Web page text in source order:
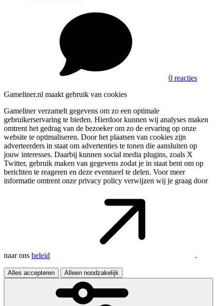
0 reacties
Gameliner.nl maakt gebruik van cookies
Gameliner verzamelt gegevens om zo een optimale
gebruikerservaring te bieden. Hierdoor kunnen wij analyses maken
omtrent het gedrag van de bezoeker om zo de ervaring op onze
website te optimaliseren. Door het plaatsen van cookies zijn
adverteerders in staat om advertenties te tonen die aansluiten op
jouw interesses. Daarbij kunnen social media plugins, zoals X
Twitter, gebruik maken van gegevens zodat je in staat bent om op
berichten te reageren en deze eventueel te delen. Voor meer
informatie omtrent onze privacy policy verwijzen wij je graag door
naar ons beleid .
Alles accepteren Alleen noodzakelijk